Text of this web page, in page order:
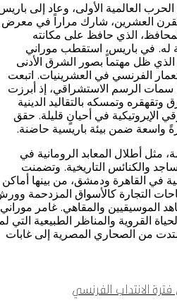
العالمية الأولى، وعاد إلى
القرن العشرين، شارك مراراً في معرض
الذي حافظ على مكانته
له. في باريس، استقطب موراني
ظل مهتماً بصور الشرق الأدنى
الفرنسي في العشرينيات. اتبعت
سمات الرسم الاستشراقي، إذ أبرزت
وتمسكه بالتقاليد الدينية
الإيروتيكية في أحيانٍ قليلة. حقق
واسعة ضمن بيئة باريسية حاضنة.
مثل أطلال المعابد الرومانية في
والكنائس التاريخية. وتضمنت
في القاهرة ودمشق، من بينها أماكن
التجارة كالأسواق المزدحمة
الموسيقيين والمقاهي. غامر موراني
القروية والمناظر الطبيعية التي
من الصحاري المصرية إلى غابات
الانتداب الفرنسي